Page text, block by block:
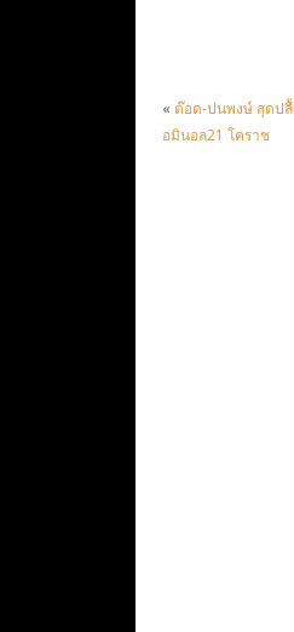
« ต๊อด-ปนพงษ์ สุดปลื้
อมินอล21 โคราช